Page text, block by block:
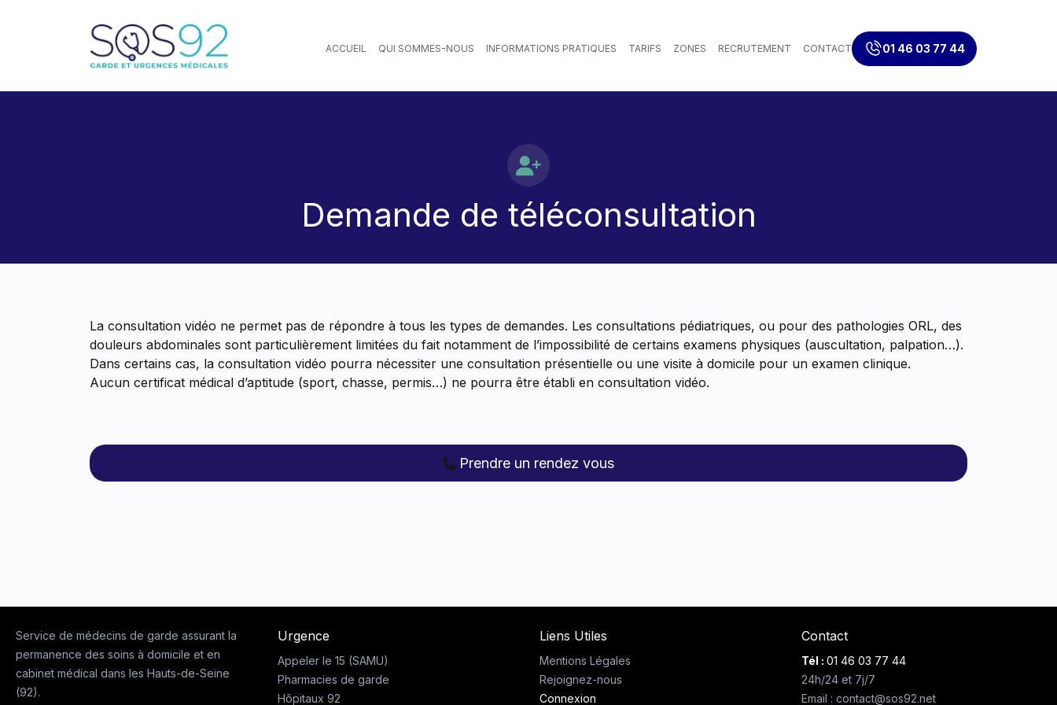
ACCUEIL QUI SOMMES-NOUS INFORMATIONS PRATIQUES TARIFS ZONES RECRUTEMENT CONTACT
01 46 03 77 44
Demande de téléconsultation
La consultation vidéo ne permet pas de répondre à tous les types de demandes. Les consultations pédiatriques, ou pour des pathologies ORL, des
douleurs abdominales sont particulièrement limitées du fait notamment de l’impossibilité de certains examens physiques (auscultation, palpation…).
Dans certains cas, la consultation vidéo pourra nécessiter une consultation présentielle ou une visite à domicile pour un examen clinique.
Aucun certificat médical d’aptitude (sport, chasse, permis…) ne pourra être établi en consultation vidéo.
Prendre un rendez vous
Service de médecins de garde assurant la
permanence des soins à domicile et en
cabinet médical dans les Hauts-de-Seine
(92).
Urgence
Appeler le 15 (SAMU)
Pharmacies de garde
Hôpitaux 92
Liens Utiles
Mentions Légales
Rejoignez-nous
Connexion
Contact
Tél : 01 46 03 77 44
24h/24 et 7j/7
Email : contact@sos92.net